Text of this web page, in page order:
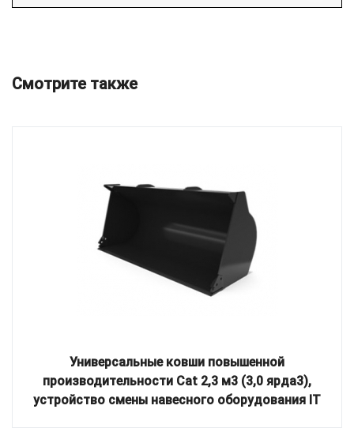
Смотрите также
Универсальные ковши повышенной
производительности Cat 2,3 м3 (3,0 ярда3),
устройство смены навесного оборудования IT